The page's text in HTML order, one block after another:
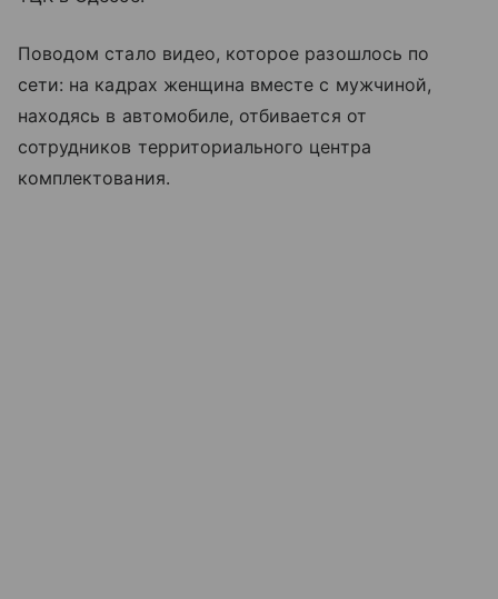
Поводом стало видео, которое разошлось по
сети: на кадрах женщина вместе с мужчиной,
находясь в автомобиле, отбивается от
сотрудников территориального центра
комплектования.